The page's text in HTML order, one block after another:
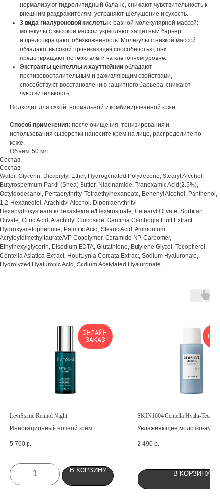
нормализуют гидролипидный баланс, снижают чувствительность к
внешним раздражителям, устраняют шелушение и сухость.
3 вида гиалуроновой кислоты с разной молекулярной массой:
молекулы с высокой массой укрепляют защитный барьер
и предотвращают обезвоженность. Молекулы с низкой массой
обладают высокой проникающей способностью, они
предотвращают потерю влаги на клеточном уровне.
Экстракты центеллы и хауттюйнии обладают
противовоспалительным и заживляющим свойствами,
способствуют восстановлению защитного барьера, снижают
чувствительность.
Подходит для сухой, нормальной и комбинированной кожи.
Способ применения: после очищения, тонизирования и
использования сыворотки нанесите крем на лицо, распределите по
коже.
Объем: 50 мл
Состав
Состав
Water, Glycerin, Dicaprylyl Ether, Hydrogenated Polydecene, Stearyl Alcohol,
Butyrospermum Parkii (Shea) Butter, Niacinamide, Tranexamic Acid(2.5%),
Octyldodecanol, Pentaerythrityl Tetraethylhexanoate, Behenyl Alcohol, Panthenol,
1,2-Hexanediol, Arachidyl Alcohol, Dipentaerythrityl
Hexahydroxystearate/Hexastearate/Hexarosinate, Cetearyl Olivate, Sorbitan
Olivate, Citric Acid, Arachidyl Glucoside, Garcinia Cambogia Fruit Extract,
Hydroxyacetophenone, Palmitic Acid, Stearic Acid, Ammonium
Acryloyldimethyltaurate/VP Copolymer, Ceramide NP, Carbomer,
Ethylhexylglycerin, Disodium EDTA, Glutathione, Butylene Glycol, Tocopherol,
Centella Asiatica Extract, Houttuynia Cordata Extract, Sodium Hyaluronate,
Hydrolyzed Hyaluronic Acid, Sodium Acetylated Hyaluronate
ОНЛАЙН-
ЗАКАЗ
LeviSsime Retinol Night
Инновационный ночной крем
5 760 р.
В КОРЗИНУ
SKIN1004 Centella Hyalu-Teca
Увлажняющее молочко-
2 490 р.
В КОРЗИНУ